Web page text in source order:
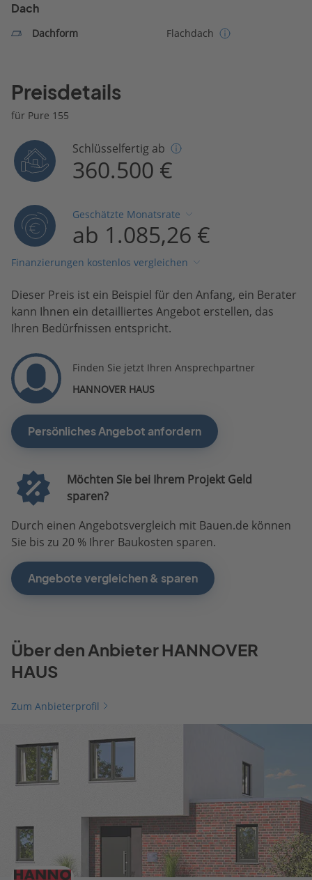
Dach
Dachform Flachdach
Preisdetails
für Pure 155
Schlüsselfertig ab
360.500 €
Geschätzte Monatsrate
ab 1.085,26 €
Finanzierungen kostenlos vergleichen
Dieser Preis ist ein Beispiel für den Anfang, ein Berater
kann Ihnen ein detailliertes Angebot erstellen, das
Ihren Bedürfnissen entspricht.
Finden Sie jetzt Ihren Ansprechpartner
HANNOVER HAUS
Persönliches Angebot anfordern
Möchten Sie bei Ihrem Projekt Geld
sparen?
Durch einen Angebotsvergleich mit Bauen.de können
Sie bis zu 20 % Ihrer Baukosten sparen.
Angebote vergleichen & sparen
Über den Anbieter HANNOVER
HAUS
Zum Anbieterprofil